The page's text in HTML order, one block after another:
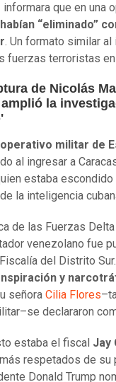
informara que en una
habían “eliminado”
. Un formato similar
fuerzas terroristas
de Nicolás
la
militar de
al ingresar a
estaba escondido
la inteligencia
de las Fuerzas
venezolano fue
del Distrito
y
señora Cilia Flores
declararon
estaba el fiscal Jay
respetados de su
Donald Trump